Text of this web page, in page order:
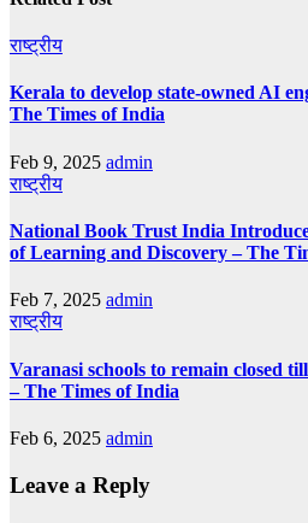
राष्ट्रीय
Kerala to develop state-owned AI
The Times of India
Feb 9, 2025 admin
राष्ट्रीय
National Book Trust India
of Learning and Discovery – The
Feb 7, 2025 admin
राष्ट्रीय
Varanasi schools to remain closed
– The Times of India
Feb 6, 2025 admin
Leave a Reply